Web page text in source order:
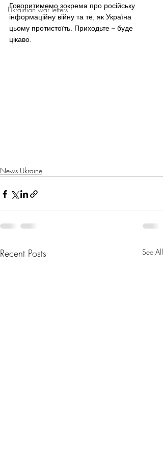
Ukrainian war letters
Говоритимемо зокрема про російську
інформаційну війну та те, як Україна
цьому протистоїть. Приходьте – буде
цікаво.
News Ukraine
Recent Posts See All